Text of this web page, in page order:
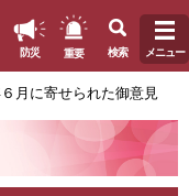
防災 重要 検索 メニュー
月に寄せられた御意見